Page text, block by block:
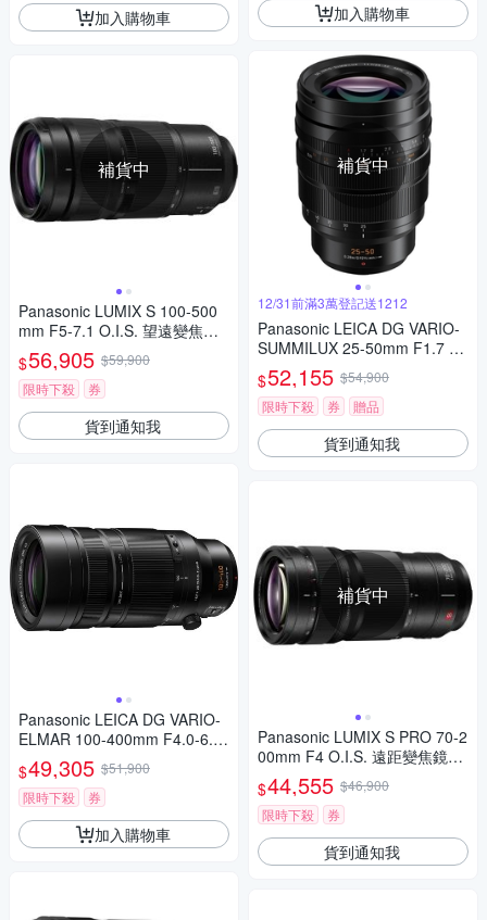
加入購物車
補貨中
Panasonic LUMIX S 100-500
mm F5-7.1 O.I.S. 望遠變焦鏡
頭 公司貨 S-R100500
$56,905 $59,900
限時下殺
券
貨到通知我
Panasonic LEICA DG VARIO-
ELMAR 100-400mm F4.0-6.3
II ASPH.POWER O.I.S. 超長焦
變焦鏡頭 公司貨 H-RSA10040
0G
$49,305 $51,900
限時下殺
券
加入購物車
加入購物車
補貨中
12/31前滿3萬登記送1212
Panasonic LEICA DG VARIO-
SUMMILUX 25-50mm F1.7 AS
PH. 望遠變焦鏡頭 公司貨
$52,155 $54,900
限時下殺
券 贈品
貨到通知我
補貨中
Panasonic LUMIX S PRO 70-2
00mm F4 O.I.S. 遠距變焦鏡頭
公司貨 S-R70200
$44,555 $46,900
限時下殺
券
貨到通知我